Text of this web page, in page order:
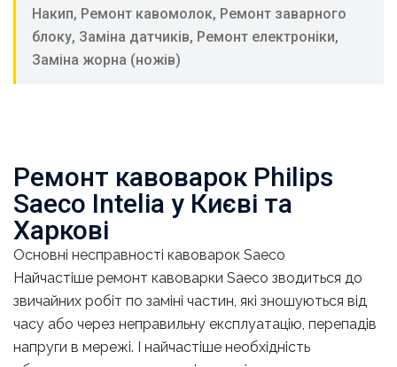
Накип, Ремонт кавомолок, Ремонт заварного
блоку, Заміна датчиків, Ремонт електроніки,
Заміна жорна (ножів)
Ремонт кавоварок Philips
Saeco Intelia у Києві та
Харкові
Основні несправності кавоварок Saeco
Найчастіше ремонт кавоварки Saeco зводиться до
звичайних робіт по заміні частин, які зношуються від
часу або через неправильну експлуатацію, перепадів
напруги в мережі. І найчастіше необхідність